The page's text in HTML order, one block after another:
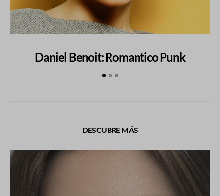
Daniel Benoit: Romantico Punk
DESCUBRE MÁS